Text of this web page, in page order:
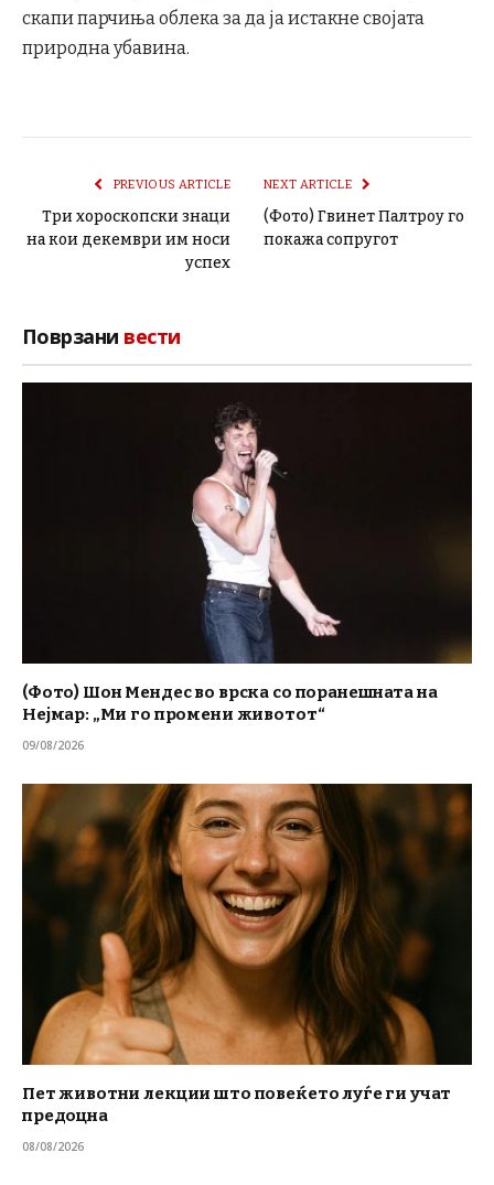
скапи парчиња облека за да ја истакне својата
природна убавина.
PREVIOUS ARTICLE
Три хороскопски знаци
на кои декември им носи
успех
NEXT ARTICLE
(Фото) Гвинет Палтроу го
покажа сопругот
Поврзани вести
(Фото) Шон Мендес во врска со поранешната на
Нејмар: „Ми го промени животот“
09/08/2026
Пет животни лекции што повеќето луѓе ги учат
предоцна
08/08/2026